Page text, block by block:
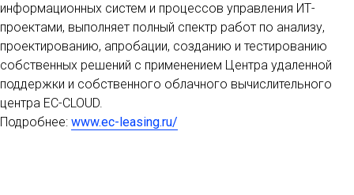
информационных систем и процессов управления ИТ-
проектами, выполняет полный спектр работ по анализу,
проектированию, апробации, созданию и тестированию
собственных решений с применением Центра удаленной
поддержки и собственного облачного вычислительного
центра ЕС-CLOUD.
Подробнее: www.ec-leasing.ru/